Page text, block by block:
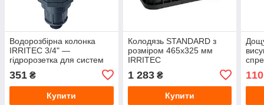
Водорозбірна колонка
IRRITEC 3/4" —
гідророзетка для систем
351 ₴
Купити
Колодязь STANDARD з
розміром 465х325 мм
IRRITEC
1 283₴
Купити
110